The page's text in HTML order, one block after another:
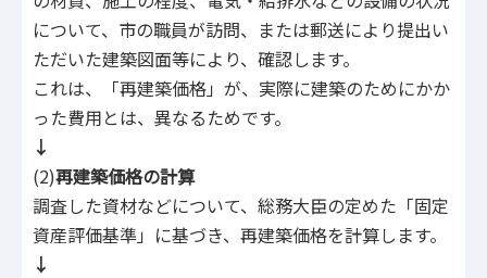
について、市の職員が訪問、または郵送により提出い
ただいた建築図面等により、確認します。
これは、「再建築価格」が、実際に建築のためにかか
った費用とは、異なるためです。
↓
(2)再建築価格の計算
調査した資材などについて、総務大臣の定めた「固定
資産評価基準」に基づき、再建築価格を計算します。
↓